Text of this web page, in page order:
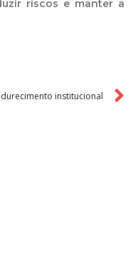
riscos e manter a
institucional